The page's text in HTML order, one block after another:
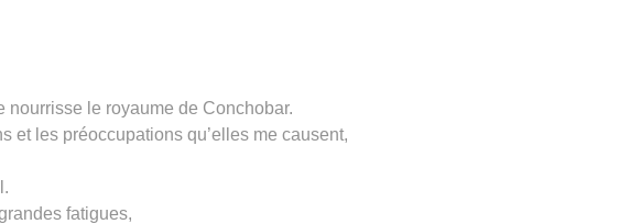
le royaume de Conchobar.
et les préoccupations qu’elles me causent,
fatigues,